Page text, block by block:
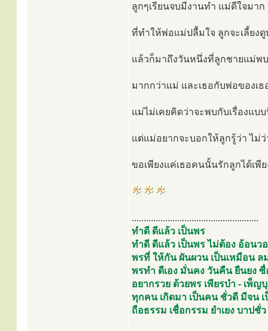
ลูกๆเรียนจบมีงานทำ แม่ดีใจมา
ที่ทำให้พ่อแม่ปลื้มใจ ลูกจะเลี้ยง
แล้วก็มาถึงวันหนึ่งที่ลูกชายแม่พ
มากกว่าแม่ และเธอกับพ่อของเ
แม่ไม่เคยคิดว่าจะพบกับเรื่องแบ
แต่แม่อยากจะบอกให้ลูกรู้ว่า ไม่
ขอเพียงแค่เธอคนนั้นรักลูกได้เพี
.....................................................
ทำดี ดีแล้ว เป็นพร
ทำดี ดีแล้ว เป็นพร ไม่ต้อง อ้อนว
พรที่ ให้กัน ผันผวน เป็นเหมือน
พรทำ ดีเอง มั่นคง วันคืน ยืนยง ซื่
อยากรวย ด้วยพร เพียรบำ - เพ็
ทุกคน เกิดมา เป็นคน ชั่วดี มีจน เ
ถือธรรม เชื่อกรรม ยำเยง บาปชั่